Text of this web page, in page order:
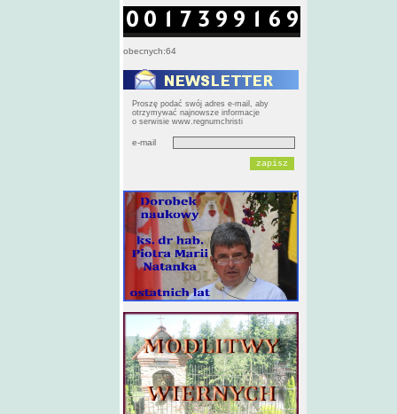
obecnych:64
Proszę podać swój adres e-mail, aby
otrzymywać najnowsze informacje
o serwisie www.regnumchristi
e-mail